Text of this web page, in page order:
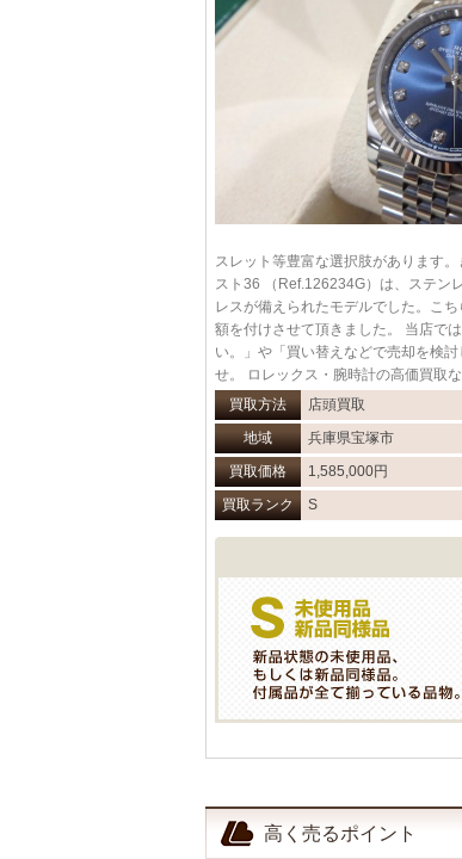
スレット等豊富な選択肢があります
スト36 （Ref.126234G）は、ステン
レスが備えられたモデルでした。こ
額を付けさせて頂きました。 当店で
い。」や「買い替えなどで売却を検
せ。 ロレックス・腕時計の高価買取
買取方法
店頭買取
地域
兵庫県宝塚市
買取価格
1,585,000円
買取ランク
S
高く売るポイント